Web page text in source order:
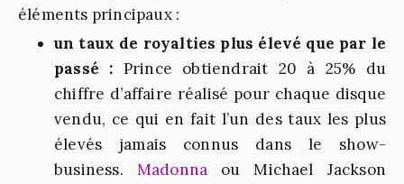
éléments principaux :
un taux de royalties plus élevé que par le
passé : Prince obtiendrait 20 à 25% du
chiffre d’affaire réalisé pour chaque disque
vendu, ce qui en fait l’un des taux les plus
élevés jamais connus dans le show-
business. Madonna ou Michael Jackson